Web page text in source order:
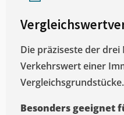
Die präziseste der
Verkehrswert einer
Vergleichsgrundstücke.
Besonders geeignet